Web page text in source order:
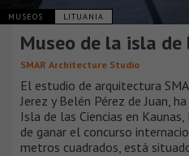
MUSEOS LITUANIA
Museo de la isla de
SMAR Architecture Studio
El estudio de arquitectura
Jerez y Belén Pérez de Juan,
Isla de las Ciencias en
de ganar el concurso
metros cuadrados, está